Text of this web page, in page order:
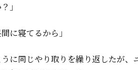
」
に寝てるから」
に同じやり取りを繰り返したが、